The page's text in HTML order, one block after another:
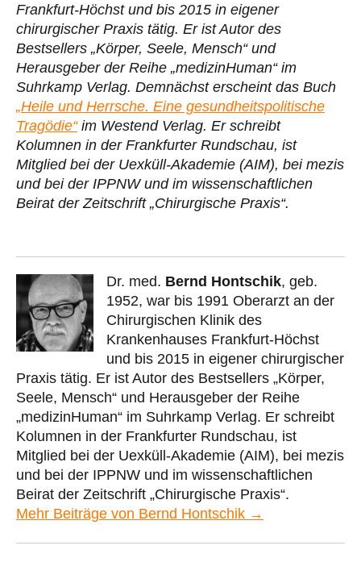
Frankfurt-Höchst und bis 2015 in eigener
chirurgischer Praxis tätig. Er ist Autor des
Bestsellers „Körper, Seele, Mensch“ und
Herausgeber der Reihe „medizinHuman“ im
Suhrkamp Verlag. Demnächst erscheint das Buch
„Heile und Herrsche. Eine gesundheitspolitische
Tragödie“im Westend Verlag. Er schreibt
Kolumnen in der Frankfurter Rundschau, ist
Mitglied bei der Uexküll-Akademie (AIM), bei mezis
und bei der IPPNW und im wissenschaftlichen
Beirat der Zeitschrift „Chirurgische Praxis“.
Dr. med. Bernd Hontschik, geb.
1952, war bis 1991 Oberarzt an der
Chirurgischen Klinik des
Krankenhauses Frankfurt-Höchst
und bis 2015 in eigener chirurgischer
Praxis tätig. Er ist Autor des Bestsellers „Körper,
Seele, Mensch“ und Herausgeber der Reihe
„medizinHuman“ im Suhrkamp Verlag. Er schreibt
Kolumnen in der Frankfurter Rundschau, ist
Mitglied bei der Uexküll-Akademie (AIM), bei mezis
und bei der IPPNW und im wissenschaftlichen
Beirat der Zeitschrift „Chirurgische Praxis“.
Mehr Beiträge von Bernd Hontschik →